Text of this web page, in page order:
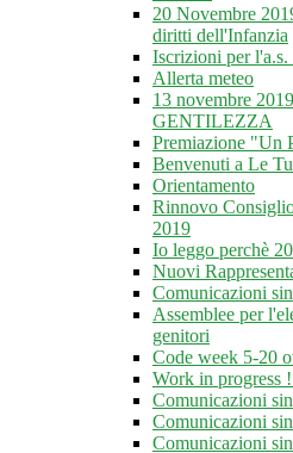
20 Novembre
diritti dell'Infanzia
Iscrizioni per l'a.s.
Allerta meteo
13 novembre
GENTILEZZA
Premiazione "Un
Benvenuti a Le
Orientamento
Rinnovo
2019
Io leggo perchè
Nuovi
Comunicazioni
Assemblee per
genitori
Code week 5-20
Work in progress
Comunicazioni
Comunicazioni
Comunicazioni